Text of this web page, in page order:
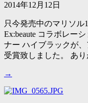
2014年12月12日
只今発売中のマリソ
Ex:beaute コラボレー
ナー ハイブラックが
受賞致しました。 あ
→